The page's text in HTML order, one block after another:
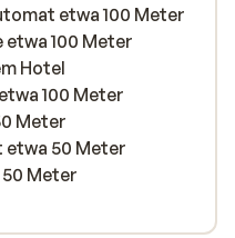
etwa 100 Meter
100 Meter
Hotel
100 Meter
Meter
50 Meter
Meter